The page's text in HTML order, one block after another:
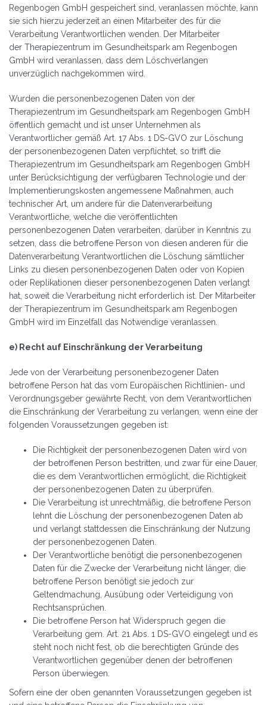
Regenbogen GmbH gespeichert sind, veranlassen möchte, kann
sie sich hierzu jederzeit an einen Mitarbeiter des für die
Verarbeitung Verantwortlichen wenden. Der Mitarbeiter
der Therapiezentrum im Gesundheitspark am Regenbogen
GmbH wird veranlassen, dass dem Löschverlangen
unverzüglich nachgekommen wird.
Wurden die personenbezogenen Daten von der
Therapiezentrum im Gesundheitspark am Regenbogen GmbH
öffentlich gemacht und ist unser Unternehmen als
Verantwortlicher gemäß Art. 17 Abs. 1 DS-GVO zur Löschung
der personenbezogenen Daten verpflichtet, so trifft die
Therapiezentrum im Gesundheitspark am Regenbogen GmbH
unter Berücksichtigung der verfügbaren Technologie und der
Implementierungskosten angemessene Maßnahmen, auch
technischer Art, um andere für die Datenverarbeitung
Verantwortliche, welche die veröffentlichten
personenbezogenen Daten verarbeiten, darüber in Kenntnis zu
setzen, dass die betroffene Person von diesen anderen für die
Datenverarbeitung Verantwortlichen die Löschung sämtlicher
Links zu diesen personenbezogenen Daten oder von Kopien
oder Replikationen dieser personenbezogenen Daten verlangt
hat, soweit die Verarbeitung nicht erforderlich ist. Der Mitarbeiter
der Therapiezentrum im Gesundheitspark am Regenbogen
GmbH wird im Einzelfall das Notwendige veranlassen.
e) Recht auf Einschränkung der Verarbeitung
Jede von der Verarbeitung personenbezogener Daten
betroffene Person hat das vom Europäischen Richtlinien- und
Verordnungsgeber gewährte Recht, von dem Verantwortlichen
die Einschränkung der Verarbeitung zu verlangen, wenn eine der
folgenden Voraussetzungen gegeben ist:
Die Richtigkeit der personenbezogenen Daten wird von
der betroffenen Person bestritten, und zwar für eine Dauer,
die es dem Verantwortlichen ermöglicht, die Richtigkeit
der personenbezogenen Daten zu überprüfen.
Die Verarbeitung ist unrechtmäßig, die betroffene Person
lehnt die Löschung der personenbezogenen Daten ab
und verlangt stattdessen die Einschränkung der Nutzung
der personenbezogenen Daten.
Der Verantwortliche benötigt die personenbezogenen
Daten für die Zwecke der Verarbeitung nicht länger, die
betroffene Person benötigt sie jedoch zur
Geltendmachung, Ausübung oder Verteidigung von
Rechtsansprüchen.
Die betroffene Person hat Widerspruch gegen die
Verarbeitung gem. Art. 21 Abs. 1 DS-GVO eingelegt und es
steht noch nicht fest, ob die berechtigten Gründe des
Verantwortlichen gegenüber denen der betroffenen
Person überwiegen.
Sofern eine der oben genannten Voraussetzungen gegeben ist